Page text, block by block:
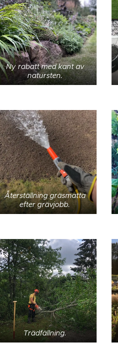
Ny rabatt med kant av
natursten.
Återställning gräsmatta
efter grävjobb.
Trädfällning.